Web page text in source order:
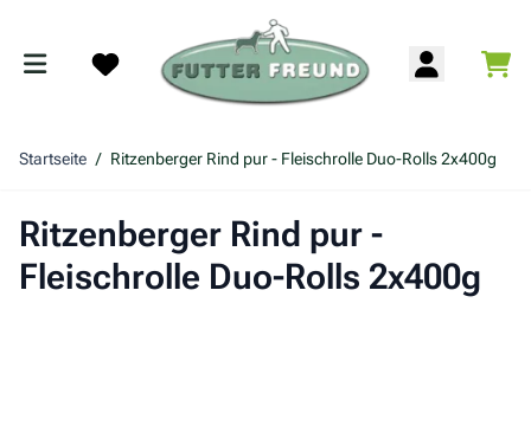
Startseite / Ritzenberger Rind pur - Fleischrolle Duo-Rolls 2x400g
Ritzenberger Rind pur -
Fleischrolle Duo-Rolls 2x400g